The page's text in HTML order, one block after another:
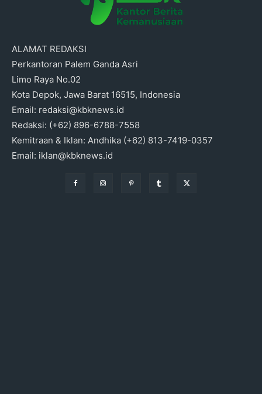
ALAMAT REDAKSI
Perkantoran Palem Ganda Asri
Limo Raya No.02
Kota Depok, Jawa Barat 16515, Indonesia
Email: redaksi@kbknews.id
Redaksi: (+62) 896-6788-7558
Kemitraan & Iklan: Andhika (+62) 813-7419-0357
Email: iklan@kbknews.id